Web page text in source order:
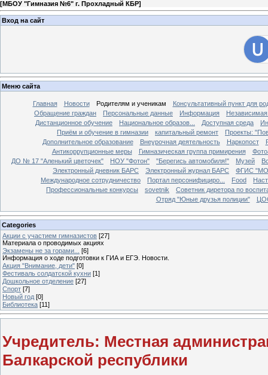
[МБОУ "Гимназия №6" г. Прохладный КБР]
Вход на сайт
Меню сайта
Главная Новости Родителям и ученикам
Консультативный пункт для
Обращение граждан
Персональные данные Информация
Дистанционное обучение
Национальное образов... Доступная среда
Приём и обучение в гимназии
капитальный ремонт
Проекты:
Дополнительное образование
Внеурочная деятельность Наркопост
Антикоррупционные меры
Гимназическая группа примирения
ДО № 17 "Аленький цветочек"
НОУ "Фотон" "Берегись автомобиля!" Музей
Электронный дневник БАРС
Электронный журнал БАРС
ФГИС
Международное сотрудничество
Портал персонифициро... Food
Профессиональные конкурсы
sovetnik
Советник диретора по
Отряд "Юные друзья полиции"
Categories
Акции с участием гимназистов [27]
Материала о проводимых акциях
Экзамены не за горами...
[6]
Информация о ходе подготовки к ГИА и ЕГЭ. Новости.
Акция "Внимание, дети" [0]
Фестиваль солдатской кухни [1]
Дошкольное отделение [27]
Спорт [7]
Новый год [0]
Библиотека [11]
Учредитель: Местная
Балкарской республики